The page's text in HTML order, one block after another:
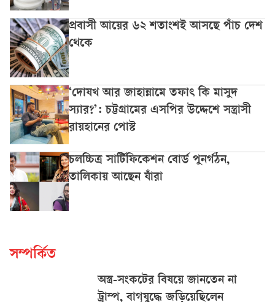
প্রবাসী আয়ের ৬২ শতাংশই আসছে পাঁচ দেশ
থেকে
‘দোযখ আর জাহান্নামে তফাৎ কি মাসুদ
স্যার?’: চট্টগ্রামের এসপির উদ্দেশে সন্ত্রাসী
রায়হানের পোস্ট
চলচ্চিত্র সার্টিফিকেশন বোর্ড পুনর্গঠন,
তালিকায় আছেন যাঁরা
সম্পর্কিত
অস্ত্র-সংকটের বিষয়ে জানতেন না
ট্রাম্প, বাগ্‌যুদ্ধে জড়িয়েছিলেন